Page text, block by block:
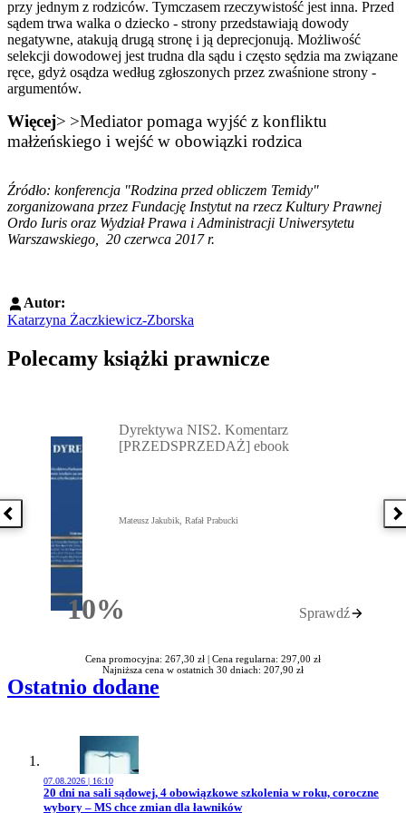
przy jednym z rodziców. Tymczasem rzeczywistość jest inna. Przed
sądem trwa walka o dziecko - strony przedstawiają dowody
negatywne, atakują drugą stronę i ją deprecjonują. Możliwość
selekcji dowodowej jest trudna dla sądu i często sędzia ma związane
ręce, gdyż osądza według zgłoszonych przez zwaśnione strony -
argumentów.
Więcej> >Mediator pomaga wyjść z konfliktu
małżeńskiego i wejść w obowiązki rodzica
Źródło: konferencja "Rodzina przed obliczem Temidy"
zorganizowana przez Fundację Instytut na rzecz Kultury Prawnej
Ordo Iuris oraz Wydział Prawa i Administracji Uniwersytetu
Warszawskiego, 20 czerwca 2017 r.
Autor:
Katarzyna Żaczkiewicz-Zborska
Polecamy książki prawnicze
Poprzednia książka
10%Rabatu
Dyrektywa NIS2. Komentarz
[PRZEDSPRZEDAŻ] ebook
Mateusz Jakubik, Rafał Prabucki
Sprawdź
Cena promocyjna: 267,30 zł | Cena regularna: 297,00 zł
Najniższa cena w ostatnich 30 dniach: 207,90 zł
Ostatnio dodane
07.08.2026 | 16:10
Przejdź do artykułu:
20 dni na sali sądowej, 4 obowiązkowe szkolenia w roku, coroczne
wybory – MS chce zmian dla ławników